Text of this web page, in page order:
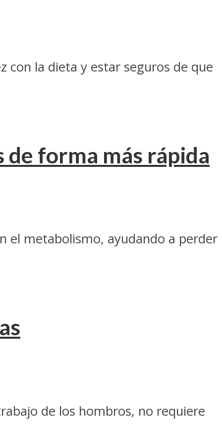
con la dieta y estar seguros de que
forma más rápida
el metabolismo, ayudando a perder
de los hombros, no requiere